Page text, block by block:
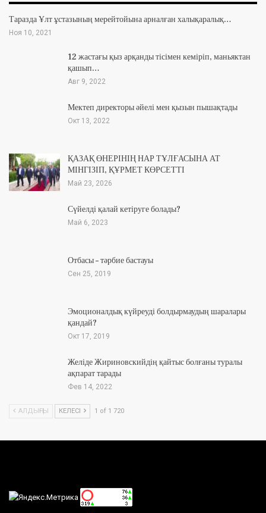
Таразда Ұлт ұстазының мерейтойына арналған халықаралық…
Ноя 10, 2021
12 жастағы қыз арқанды тісімен кеміріп, маньяктан
қашып…
Авг 9, 2022
Мектеп директоры әйелі мен қызын пышақтады
Окт 13, 2022
ҚАЗАҚ ӨНЕРІНІҢ НАР ТҰЛҒАСЫНА АТ
МІНГІЗІП, ҚҰРМЕТ КӨРСЕТТІ
Май 23, 2026
Сүйелді қалай кетіруге болады?
Май 6, 2023
Отбасы – тәрбие бастауы
Сен 25, 2019
Эмоционалдық күйреуді болдырмаудың шаралары
қандай?
Окт 17, 2019
Желіде Жириновскийдің қайтыс болғаны туралы
ақпарат тарады
Фев 14, 2022
АЛДЫҢҒЫ КЕЛЕСІ 1 of 1 720